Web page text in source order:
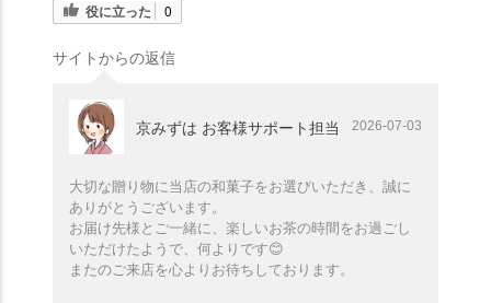
役に立った 0
サイトからの返信
京みずは お客様サポート担当 2026-07-03
大切な贈り物に当店の和菓子をお選びいただき、誠に
ありがとうございます。
お届け先様とご一緒に、楽しいお茶の時間をお過ごし
いただけたようで、何よりです😊
またのご来店を心よりお待ちしております。